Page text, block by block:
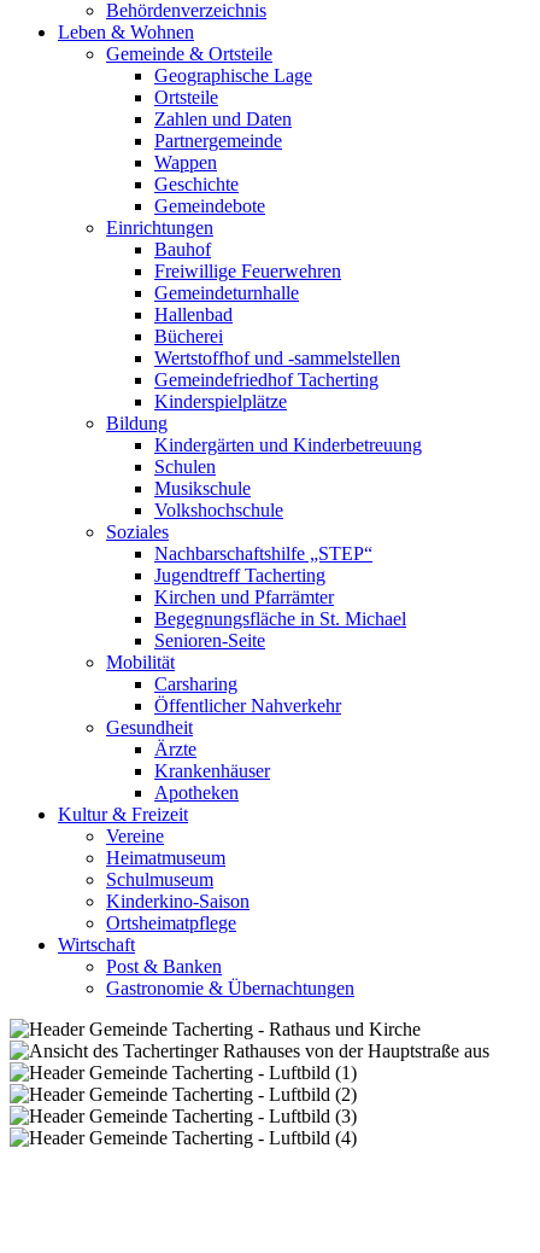
Behördenverzeichnis
Leben & Wohnen
Gemeinde & Ortsteile
Geographische Lage
Ortsteile
Zahlen und Daten
Partnergemeinde
Wappen
Geschichte
Gemeindebote
Einrichtungen
Bauhof
Freiwillige Feuerwehren
Gemeindeturnhalle
Hallenbad
Bücherei
Wertstoffhof und -sammelstellen
Gemeindefriedhof Tacherting
Kinderspielplätze
Bildung
Kindergärten und Kinderbetreuung
Schulen
Musikschule
Volkshochschule
Soziales
Nachbarschaftshilfe „STEP“
Jugendtreff Tacherting
Kirchen und Pfarrämter
Begegnungsfläche in St. Michael
Senioren-Seite
Mobilität
Carsharing
Öffentlicher Nahverkehr
Gesundheit
Ärzte
Krankenhäuser
Apotheken
Kultur & Freizeit
Vereine
Heimatmuseum
Schulmuseum
Kinderkino-Saison
Ortsheimatpflege
Wirtschaft
Post & Banken
Gastronomie & Übernachtungen